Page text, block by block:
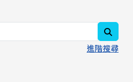
進階搜尋